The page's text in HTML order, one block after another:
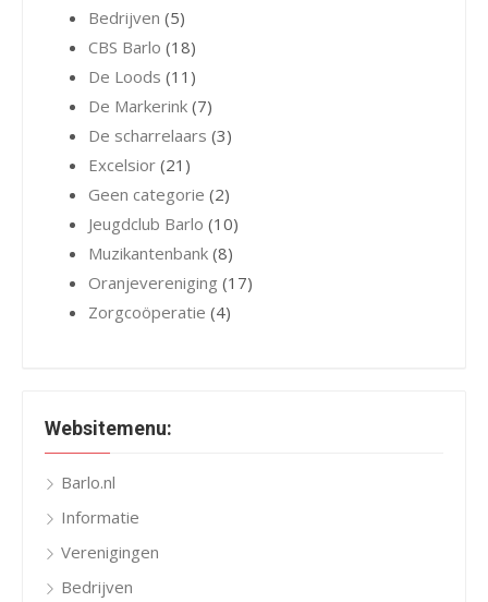
Bedrijven (5)
CBS Barlo (18)
De Loods (11)
De Markerink (7)
De scharrelaars (3)
Excelsior (21)
Geen categorie (2)
Jeugdclub Barlo (10)
Muzikantenbank (8)
Oranjevereniging (17)
Zorgcoöperatie (4)
Websitemenu:
Barlo.nl
Informatie
Verenigingen
Bedrijven